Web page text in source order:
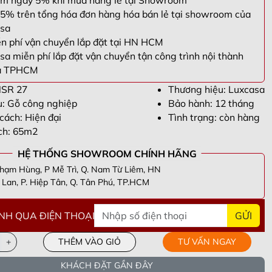
trên tổng hóa đơn hàng hóa bán lẻ tại showroom của
phí vận chuyển lắp đặt tại HN HCM
miễn phí lắp đặt vận chuyển tận công trình nội thành
TPHCM
27
Gỗ công nghiệp
Hiện đại
65m2
Thương hiệu: Luxcasa
Bảo hành: 12 tháng
Tình trạng: còn hàng
HỆ THỐNG SHOWROOM CHÍNH HÃNG
Hùng, P Mễ Trì, Q. Nam Từ Liêm, HN
P. Hiệp Tân, Q. Tân Phú, TP.HCM
QUA ĐIỆN THOẠI GỬI
+ THÊM VÀO GIỎ TƯ VẤN NGAY
KHÁCH ĐẶT GẦN ĐÂY
Thắng -098305****- Tầng 40 Tòa HPC Lanmark Văn Khê, Hà
-090955****- Số 63 Lạc Long Quân, Hiệp Định, Hiệp Tân,
Ninh
-082693**** - Khu cc empire . Tháp linden .phường Thủ Thiêm .
Đức. Tp Hồ chí minh
-098339****- Cổng Chào Novaworld Hồ Tràm-The Tropicana,
Xã Bình Châu, Huyện Xuyên Mộc, Tỉnh Bà Rịa Vũng Tàu
- CC phú Thạnh, lô e 609 53 nguyễn sơn, phú thạnh